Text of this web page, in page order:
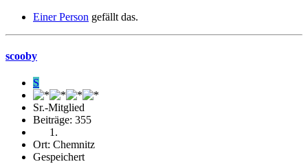
Einer Person gefällt das.
scooby
S
Sr.-Mitglied
Beiträge: 355
Ort: Chemnitz
Gespeichert